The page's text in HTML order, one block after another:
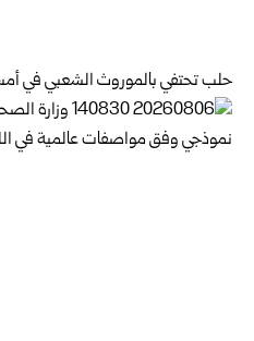
حلب تحتفي بالموروث الشعبي في